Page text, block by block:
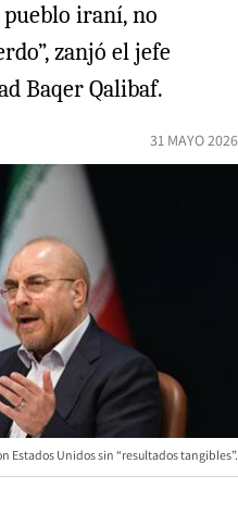
iraní, no
zanjó el jefe
Baqer Qalibaf.
31 MAYO 2026
Estados Unidos sin “resultados tangibles”.